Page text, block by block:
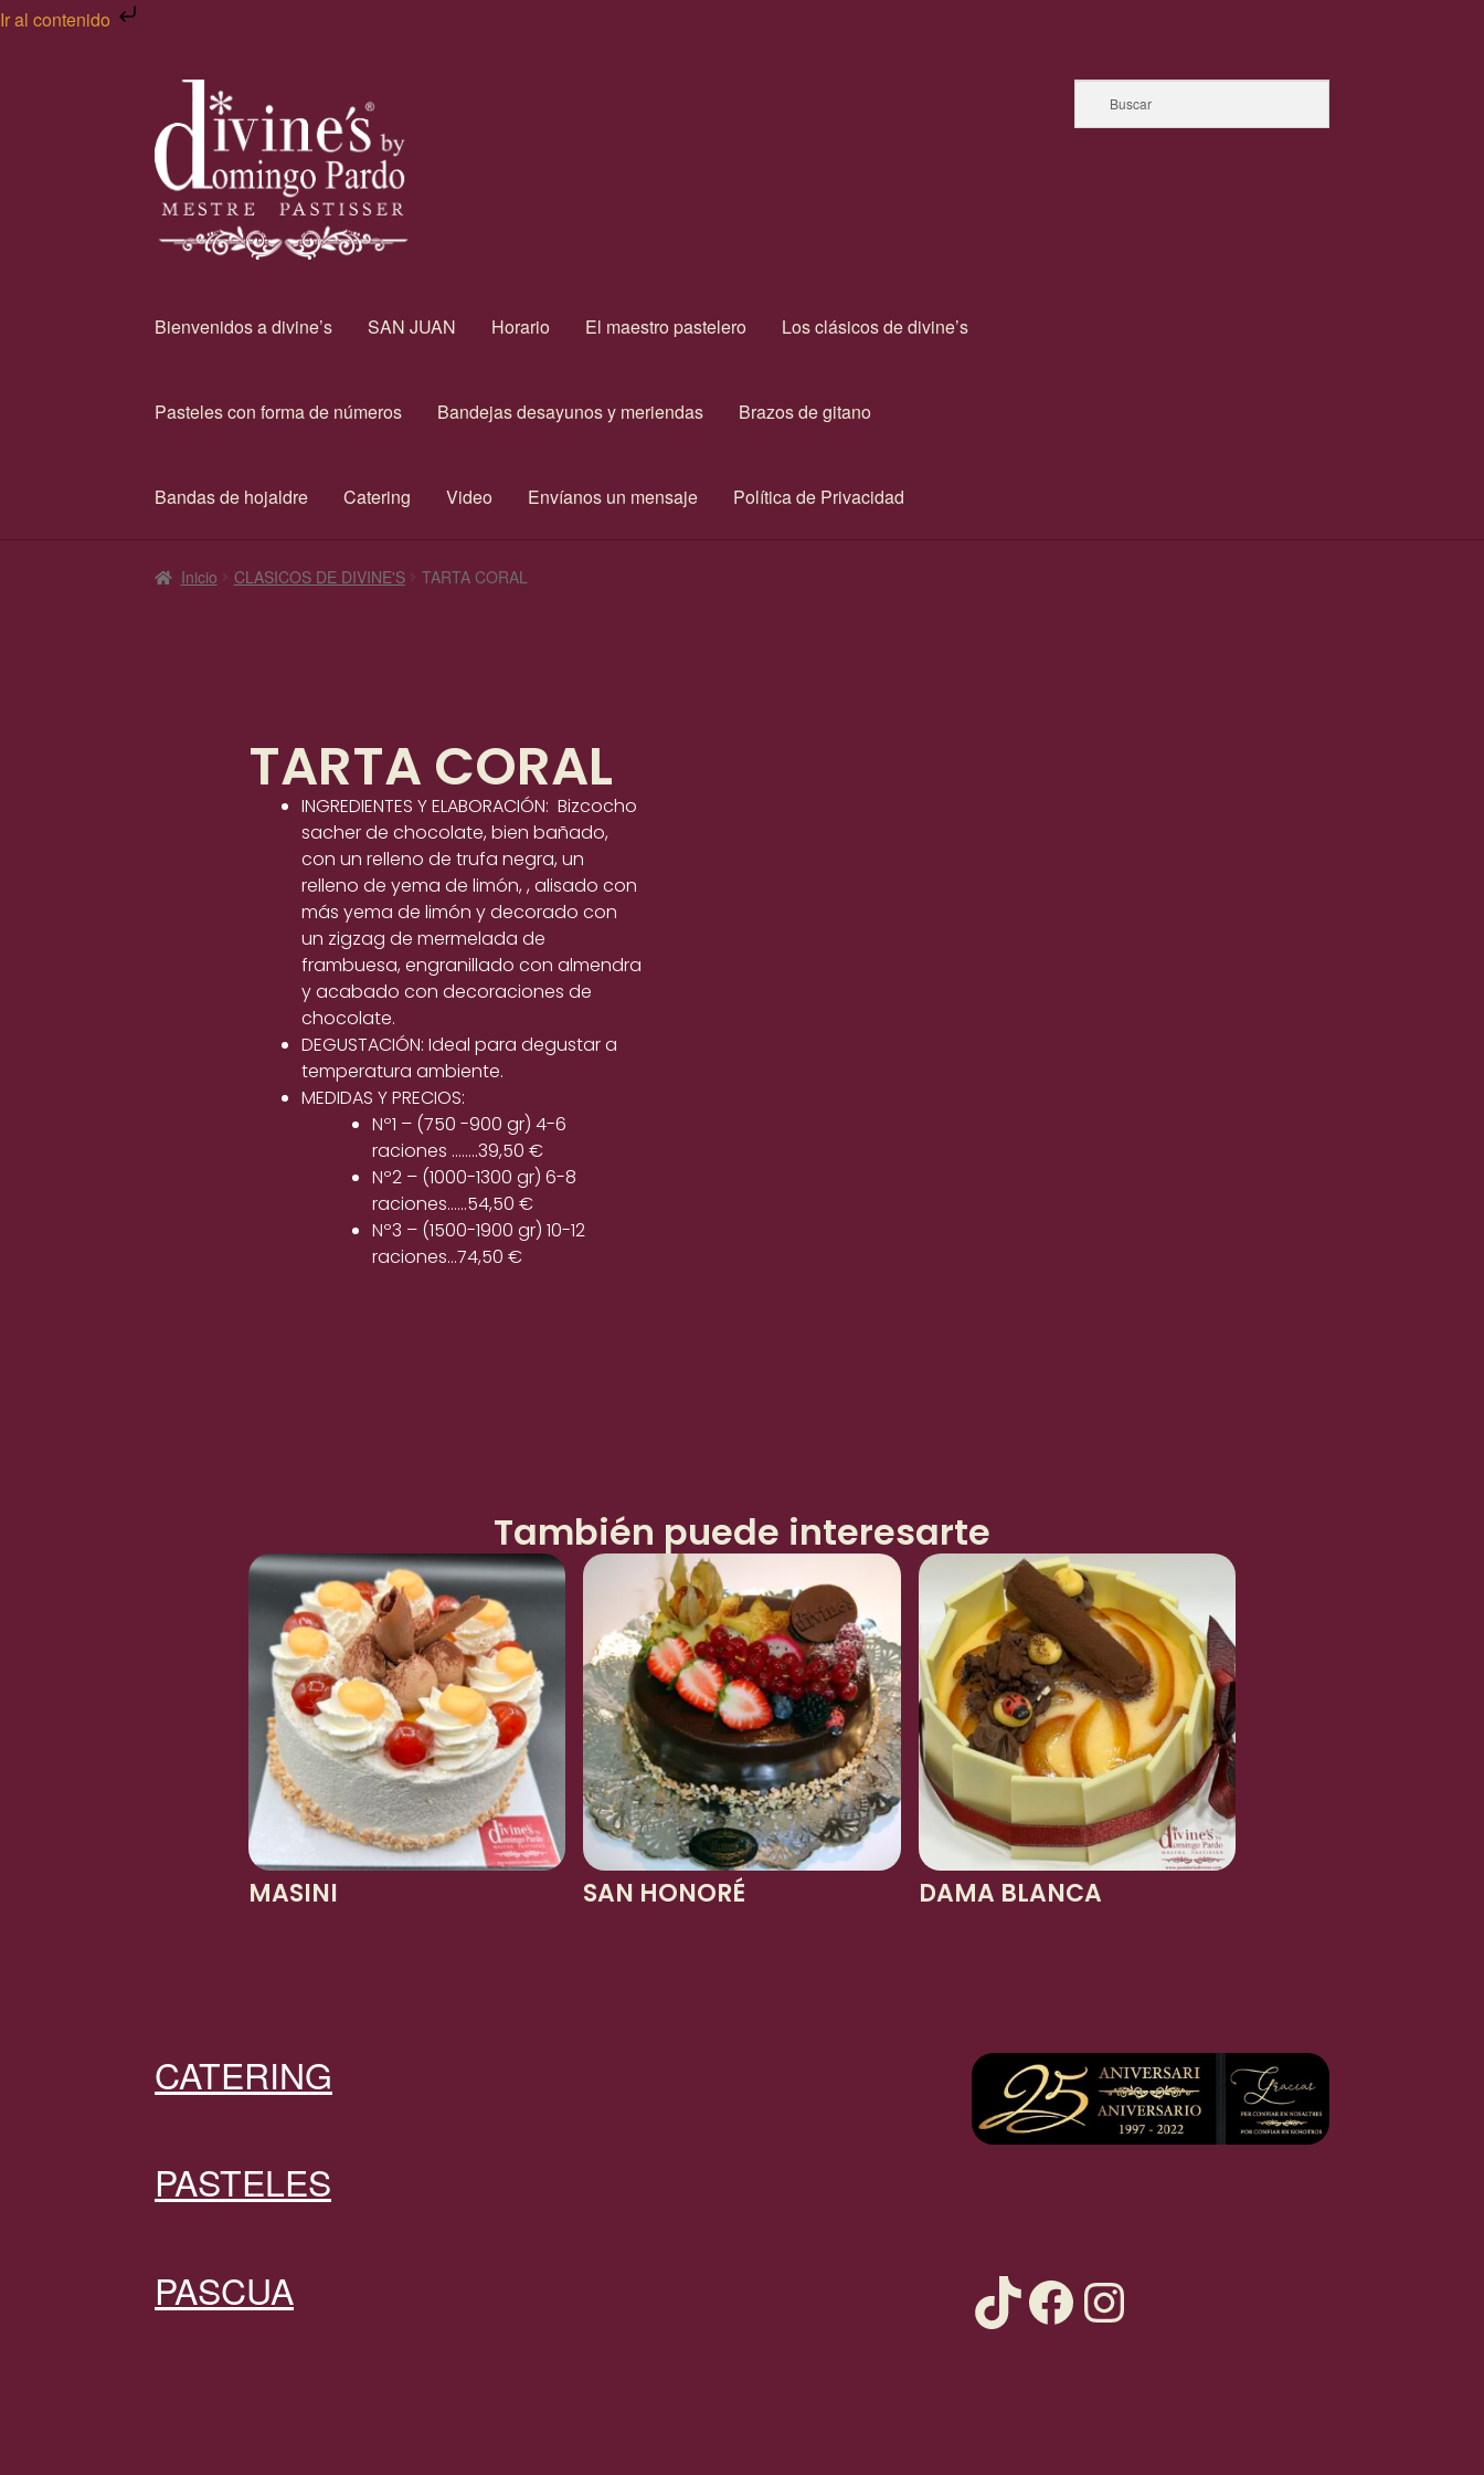
Ir al contenido
Bienvenidos a divine’s SAN JUAN Horario El maestro pastelero Los clásicos de divine’s
Pasteles con forma de números Bandejas desayunos y meriendas Brazos de gitano
Bandas de hojaldre Catering Video Envíanos un mensaje Política de Privacidad
Inicio CLASICOS DE DIVINE'S TARTA CORAL
TARTA CORAL
INGREDIENTES Y ELABORACIÓN: Bizcocho
sacher de chocolate, bien bañado,
con un relleno de trufa negra, un
relleno de yema de limón, , alisado con
más yema de limón y decorado con
un zigzag de mermelada de
frambuesa, engranillado con almendra
y acabado con decoraciones de
chocolate.
DEGUSTACIÓN: Ideal para degustar a
temperatura ambiente.
MEDIDAS Y PRECIOS:
Nº1 – (750 -900 gr) 4-6
raciones ……..39,50 €
Nº2 – (1000-1300 gr) 6-8
raciones……54,50 €
Nº3 – (1500-1900 gr) 10-12
raciones…74,50 €
También puede interesarte
MASINI SAN HONORÉ DAMA BLANCA
CATERING
PASTELES
PASCUA